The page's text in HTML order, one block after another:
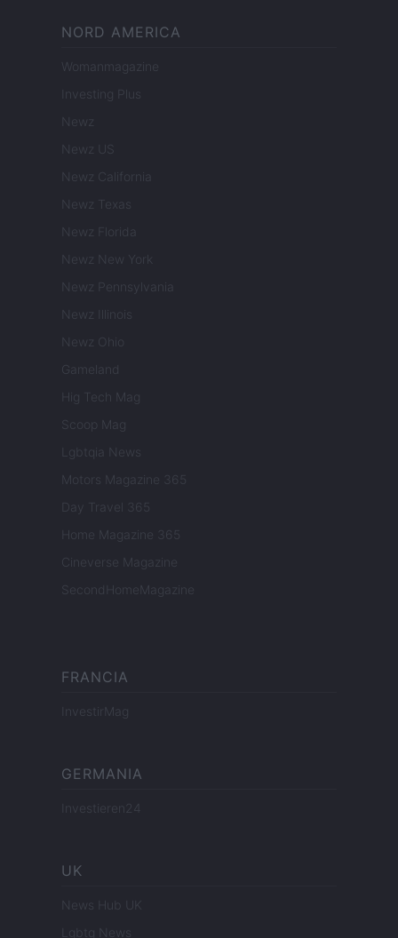
NORD AMERICA
Womanmagazine
Investing Plus
Newz
Newz US
Newz California
Newz Texas
Newz Florida
Newz New York
Newz Pennsylvania
Newz Illinois
Newz Ohio
Gameland
Hig Tech Mag
Scoop Mag
Lgbtqia News
Motors Magazine 365
Day Travel 365
Home Magazine 365
Cineverse Magazine
SecondHomeMagazine
FRANCIA
InvestirMag
GERMANIA
Investieren24
UK
News Hub UK
Lgbtq News